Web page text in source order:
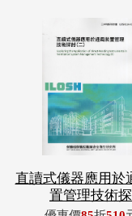
直讀式儀器應用於
置管理技術探